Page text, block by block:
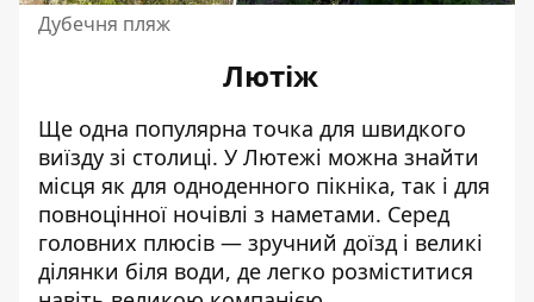
Дубечня пляж
Лютіж
Ще одна популярна точка для швидкого
виїзду зі столиці. У Лютежі можна знайти
місця як для одноденного пікніка, так і для
повноцінної ночівлі з наметами. Серед
головних плюсів — зручний доїзд і великі
ділянки біля води, де легко розміститися